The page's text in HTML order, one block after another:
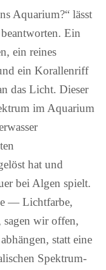
Aquarium?“ lässt
Ein
ein reines
ein Korallenriff
das Licht. Dieser
im Aquarium
hat und
bei Algen spielt.
— Lichtfarbe,
wir offen,
statt eine
Spektrum-